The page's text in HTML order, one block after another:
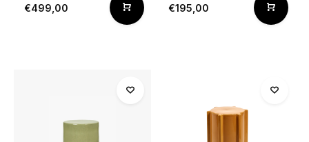
€499,00 €195,00